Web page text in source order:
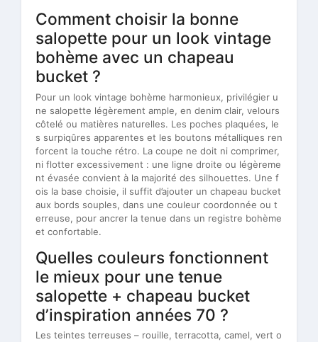
Comment choisir la bonne
salopette pour un look vintage
bohème avec un chapeau
bucket ?
Pour un look vintage bohème harmonieux, privilégier u
ne salopette légèrement ample, en denim clair, velours
côtelé ou matières naturelles. Les poches plaquées, le
s surpiqûres apparentes et les boutons métalliques ren
forcent la touche rétro. La coupe ne doit ni comprimer,
ni flotter excessivement : une ligne droite ou légèreme
nt évasée convient à la majorité des silhouettes. Une f
ois la base choisie, il suffit d’ajouter un chapeau bucket
aux bords souples, dans une couleur coordonnée ou t
erreuse, pour ancrer la tenue dans un registre bohème
et confortable.
Quelles couleurs fonctionnent
le mieux pour une tenue
salopette + chapeau bucket
d’inspiration années 70 ?
Les teintes terreuses – rouille, terracotta, camel, vert o